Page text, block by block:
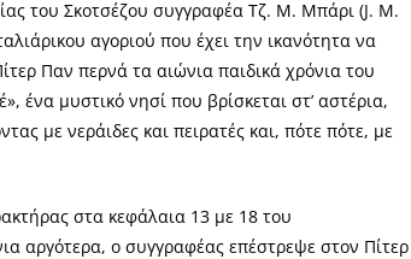
του Σκοτσέζου συγγραφέα Τζ. Μ. Μπάρι (J. M.
αγοριού που έχει την ικανότητα να
Παν περνά τα αιώνια παιδικά χρόνια του
ένα μυστικό νησί που βρίσκεται στ’ αστέρια,
με νεράιδες και πειρατές και, πότε πότε, με
στα κεφάλαια 13 με 18 του
αργότερα, ο συγγραφέας επέστρεψε στον Πίτερ